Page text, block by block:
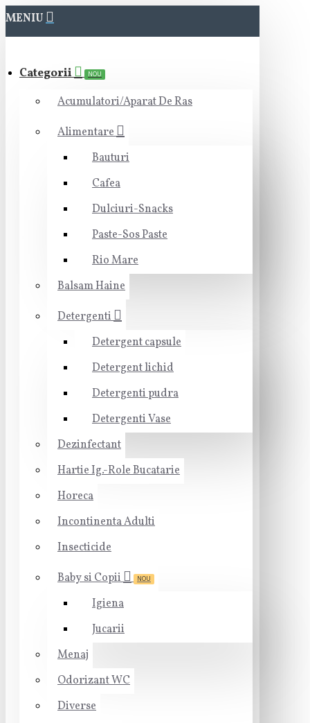
MENIU
Categorii NOU
Acumulatori/Aparat De Ras
Alimentare
Bauturi
Cafea
Dulciuri-Snacks
Paste-Sos Paste
Rio Mare
Balsam Haine
Detergenti
Detergent capsule
Detergent lichid
Detergenti pudra
Detergenti Vase
Dezinfectant
Hartie Ig.-Role Bucatarie
Horeca
Incontinenta Adulti
Insecticide
Baby si Copii
NOU
Igiena
Jucarii
Menaj
Odorizant WC
Diverse